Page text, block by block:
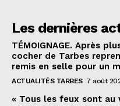
Les dernières
TÉMOIGNAGE. Après
cocher de Tarbes
remis en selle pour un
ACTUALITÉS TARBES 7 août
« Tous les feux sont au